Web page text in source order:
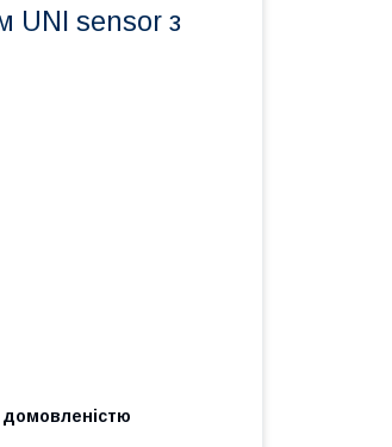
UNI sensor з
домовленістю